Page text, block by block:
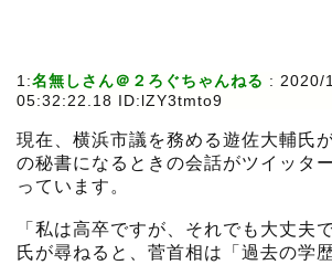
1:名無しさん＠２ろぐちゃんねる : 2020/
05:32:22.18 ID:lZY3tmto9
現在、横浜市議を務める遊佐大輔氏
の秘書になるときの会話がツイッタ
っています。
「私は高卒ですが、それでも大丈夫
氏が尋ねると、菅首相は「過去の学